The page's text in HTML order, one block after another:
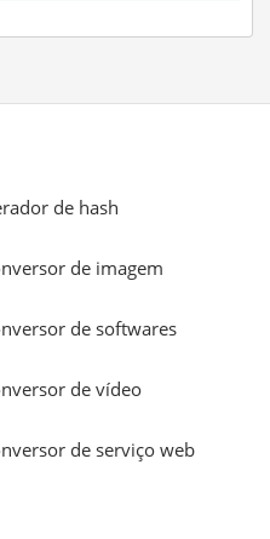
de hash
de imagem
de softwares
de vídeo
de serviço web